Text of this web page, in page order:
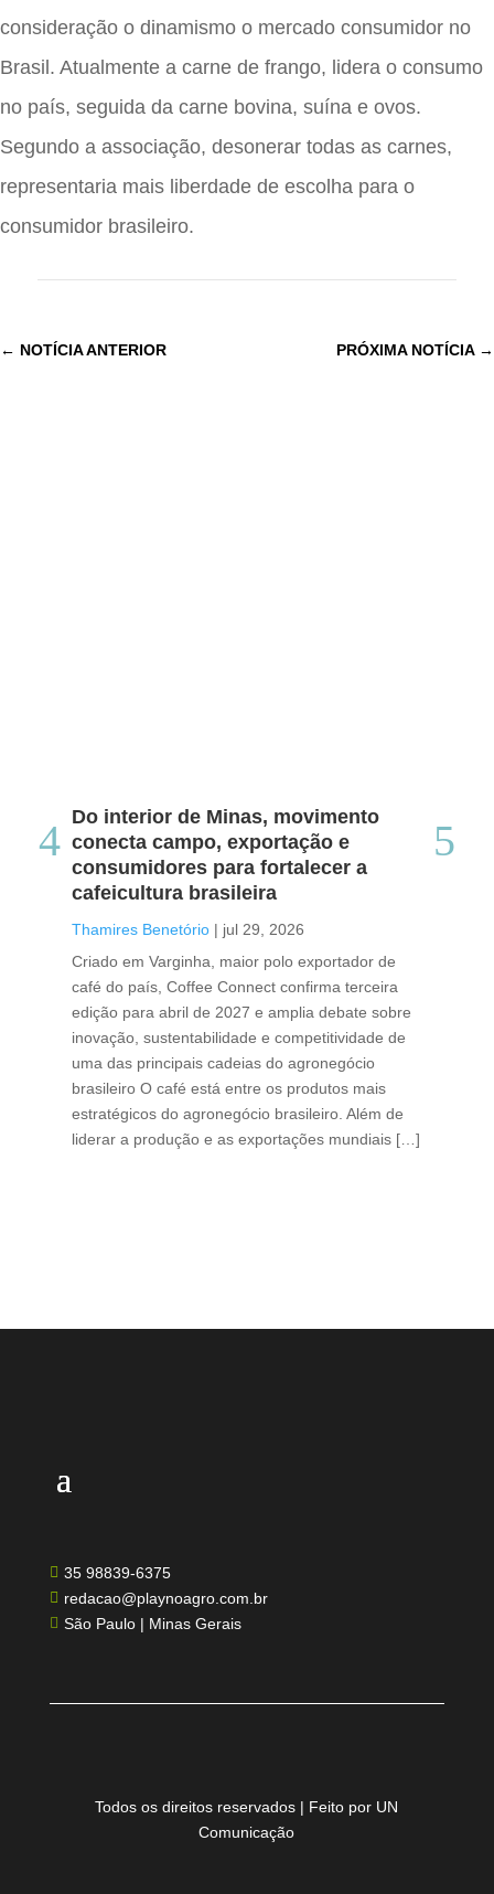
consideração o dinamismo o mercado consumidor no
Brasil. Atualmente a carne de frango, lidera o consumo
no país, seguida da carne bovina, suína e ovos.
Segundo a associação, desonerar todas as carnes,
representaria mais liberdade de escolha para o
consumidor brasileiro.
← NOTÍCIA ANTERIOR PRÓXIMA NOTÍCIA→
Do interior de Minas, movimento
conecta campo, exportação e
consumidores para fortalecer a
cafeicultura brasileira
Thamires Benetório | jul 29, 2026
Criado em Varginha, maior polo exportador de
café do país, Coffee Connect confirma terceira
edição para abril de 2027 e amplia debate sobre
inovação, sustentabilidade e competitividade de
uma das principais cadeias do agronegócio
brasileiro O café está entre os produtos mais
estratégicos do agronegócio brasileiro. Além de
liderar a produção e as exportações mundiais […]
 35 98839-6375
 redacao@playnoagro.com.br
 São Paulo | Minas Gerais
Todos os direitos reservados | Feito por UN
Comunicação